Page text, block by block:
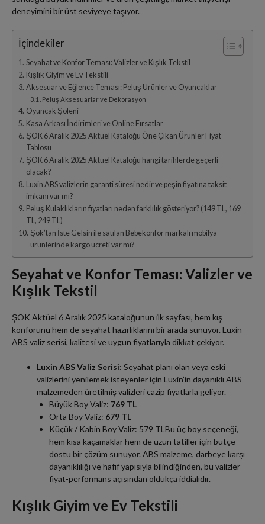
deneyimini bir üst seviyeye taşıyor.
İçindekiler
Seyahat ve Konfor Teması: Valizler ve Kışlık Tekstil
Kışlık Giyim ve Ev Tekstili
Aksesuar ve Eğlence Teması: Peluş Ürünler ve Oyuncaklar
Peluş Aksesuarlar ve Dekorasyon
Oyuncak Şöleni
Kasa Arkası İndirimleri ve Online Fırsatlar
ŞOK 6 Aralık 2025 Aktüel Kataloğu Öne Çıkan Ürünler Fiyat
Tablosu
ŞOK 6 Aralık 2025 Aktüel Kataloğu hangi tarihlerde geçerli
olacak?
Luxin ABS valizlerin garanti süresi nedir ve peşin fiyatına taksit
imkanı var mı?
Peluş Kulaklıkların fiyatları neden farklılık gösteriyor? (149 TL, 169
TL, 249 TL)
Şok’tan İste Gelsin ile satılan Bebekonfor markalı mobilya
ürünlerinde kargo ücreti var mı?
Seyahat ve Konfor Teması: Valizler ve
Kışlık Tekstil
ŞOK Aktüel 6 Aralık 2025 kataloğunun ilk sayfası, hem kış
konforunu hem de seyahat hazırlıklarını bir arada sunuyor. Luxin
ABS valiz serisi, kalitesi ve uygun fiyatlarıyla dikkat çekiyor.
Luxin ABS Valiz Serisi: Seyahat planı olan veya eski
valizlerini yenilemek isteyenler için Luxin’in dayanıklı ABS
malzemeden üretilmiş valizleri cazip fiyatlarla geliyor.
Büyük Boy Valiz: 769 TL
Orta Boy Valiz: 679 TL
Küçük / Kabin Boy Valiz: 579 TLBu üç boy seçeneği,
hem kısa kaçamaklar hem de uzun tatiller için bütçe
dostu bir çözüm sunuyor. ABS malzeme, darbeye karşı
dayanıklılığı ve hafif yapısıyla bilindiğinden, bu valizler
fiyat-performans açısından oldukça iddialıdır.
Kışlık Giyim ve Ev Tekstili